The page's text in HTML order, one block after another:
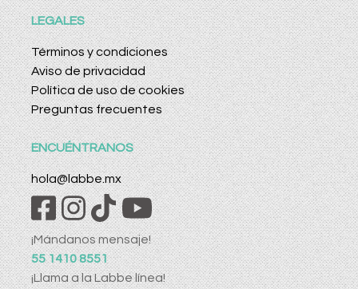
LEGALES
Términos y condiciones
Aviso de privacidad
Política de uso de cookies
Preguntas frecuentes
ENCUÉNTRANOS
hola@labbe.mx
¡Mándanos mensaje!
55 1410 8551
¡Llama a la Labbe línea!